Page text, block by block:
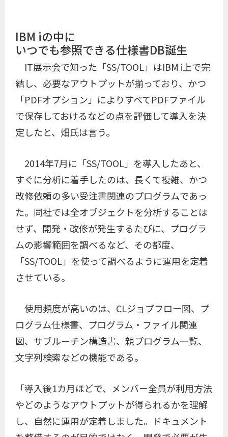
IBM iの中に
いつでも参照できる仕様書DB誕生
IT展示会で知った「SS/TOOL」はIBM i上で完
結し、必要なアウトプットが揃っており、かつ
「PDFオプション」によりすべてPDFファイル
で保存しておけるなどの点を評価して導入を決
定したと、畑氏は言う。
2014年7月に「SS/TOOL」を導入したあと、
すぐに分析に着手したのは、長くて複雑、かつ
改修依頼の多い受注書関連のプログラムであっ
た。同社では全オブジェクトを分析することは
せず、開発・改修が発生するたびに、プログラ
ムの影響範囲を調べるなど、その都度、
「SS/TOOL」を使って調べるように運用を定着
させている。
使用頻度が高いのは、CLジョブフロー図、プ
ログラム仕様書、プログラム・ファイル関連
図、サブルーチン構造書、親プログラム一覧、
文字列検索などの機能である。
「導入後1カ月ほどで、メンバー全員が利用方法
やどのようなアウトプットが得られるかを理解
し、自然に運用が定着しました。ドキュメント